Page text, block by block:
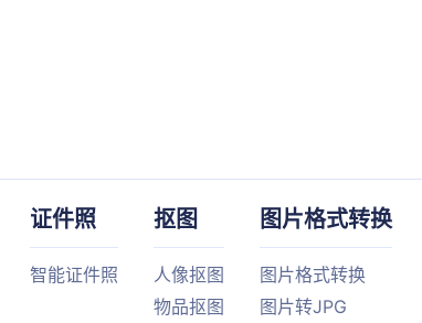
证件照
智能证件照
抠图
人像抠图
物品抠图
图片格式转换
图片格式转换
图片转JPG